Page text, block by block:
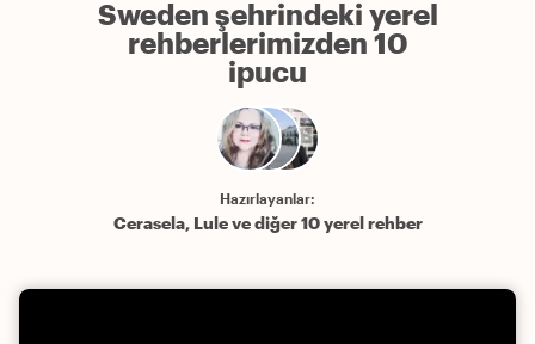
Sweden şehrindeki yerel
rehberlerimizden 10
ipucu
Hazırlayanlar:
Cerasela, Lule ve diğer 10 yerel rehber